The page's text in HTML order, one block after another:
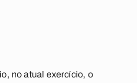
no atual exercício, o